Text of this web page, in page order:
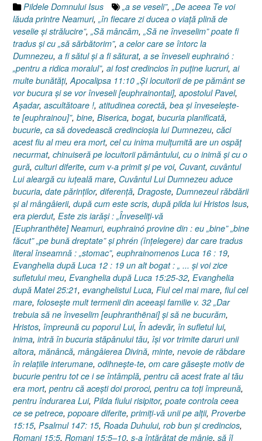
Pildele Domnului Isus „a se veseli”, „De aceea Te voi
lăuda printre Neamuri, „în fiecare zi ducea o viaţă plină de
veselie şi strălucire”, „Să mâncăm, „Să ne înveselim” poate fi
tradus şi cu „să sărbătorim”, a celor care se întorc la
Dumnezeu, a fi sătul şi a fi săturat, a se înveseli euphrainó :
„pentru a ridica moralul”, ai fost credincios în puţine lucruri, ai
multe bunătăţi,Apocalipsa 11:10 „Şi locuitorii de pe pământ se
vor bucura şi se vor înveseli [euphrainontai], apostolul Pavel,
Aşadar, ascultătoare !, atitudinea corectă, bea şi înveseleşte-
te [euphrainou]”, bine, Biserica, bogat, bucuria planificată,
bucurie, ca să dovedească credincioşia lui Dumnezeu, căci
acest fiu al meu era mort, cel cu inima mulţumită are un ospăţ
necurmat, chinuiseră pe locuitorii pământului, cu o inimă şi cu o
gură, culturi diferite, cum v-a primit şi pe voi, Cuvant, cuvântul
Lui aleargă cu iuţeală mare, Cuvântul Lui Dumnezeu aduce
bucuria, date părinţilor, diferenţă, Dragoste, Dumnezeul răbdării
şi al mângâierii, după cum este scris, după pilda lui Hristos Isus,
era pierdut, Este zis iarăşi : „Înveseliţi-vă
[Euphranthēte] Neamuri, euphrainó provine din : eu „bine” „bine
făcut” „pe bună dreptate” şi phrén (înţelegere) dar care tradus
literal înseamnă : „stomac”, euphrainomenos Luca 16 : 19,
Evanghelia după Luca 12 : 19 un alt bogat : „ ... şi voi zice
sufletului meu, Evanghelia după Luca 15:25-32, Evanghelia
după Matei 25:21, evanghelistul Luca, Fiul cel mai mare, fiul cel
mare, foloseşte mult termenii din aceeaşi familie v. 32 „Dar
trebuia să ne înveselim [euphranthēnai] şi să ne bucurăm,
Hristos, împreună cu poporul Lui, În adevăr, în sufletul lui,
inima, intră în bucuria stăpânului tău, îşi vor trimite daruri unii
altora, mănâncă, mângâierea Divină, minte, nevoie de răbdare
în relaţiile interumane, odihneşte-te, om care găseşte motiv de
bucurie pentru tot ce i se întâmplă, pentru că acest frate al tău
era mort, pentru că aceşti doi proroci, pentru ca toţi împreună,
pentru îndurarea Lui, Pilda fiului risipitor, poate controla ceea
ce se petrece, popoare diferite, primiţi-vă unii pe alţii, Proverbe
15:15, Psalmul 147: 15, Roada Duhului, rob bun şi credincios,
Romani 15:5, Romani 15:5–10, s-a întărâtat de mânie, să îl